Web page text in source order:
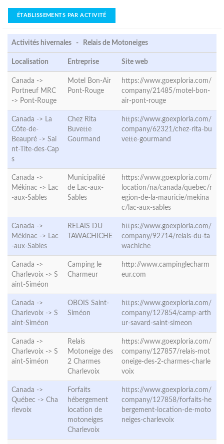
ÉTABLISSEMENTS PAR ACTIVITÉ
Activités hivernales - Relais de Motoneiges
Localisation Entreprise Site web
Canada ->
Portneuf MRC
-> Pont-Rouge
Motel Bon-Air
Pont-Rouge
https://www.goexploria.com/
company/21485/motel-bon-
air-pont-rouge
Canada -> La
Côte-de-
Beaupré -> Sai
nt-Tite-des-Cap
s
Chez Rita
Buvette
Gourmand
https://www.goexploria.com/
company/62321/chez-rita-bu
vette-gourmand
Canada ->
Mékinac -> Lac
-aux-Sables
Municipalité
de Lac-aux-
Sables
https://www.goexploria.com/
location/na/canada/quebec/r
egion-de-la-mauricie/mekina
c/lac-aux-sables
Canada ->
Mékinac -> Lac
-aux-Sables
RELAIS DU
TAWACHICHE
https://www.goexploria.com/
company/92714/relais-du-ta
wachiche
Canada ->
Charlevoix -> S
aint-Siméon
Camping le
Charmeur
http://www.campinglecharm
eur.com
Canada ->
Charlevoix -> S
aint-Siméon
OBOIS Saint-
Siméon
https://www.goexploria.com/
company/127854/camp-arth
ur-savard-saint-simeon
Canada ->
Charlevoix -> S
aint-Siméon
Relais
Motoneige des
2 Charmes
Charlevoix
https://www.goexploria.com/
company/127857/relais-mot
oneige-des-2-charmes-charle
voix
Canada ->
Québec -> Cha
rlevoix
Forfaits
hébergement
location de
motoneiges
Charlevoix
https://www.goexploria.com/
company/127858/forfaits-he
bergement-location-de-moto
neiges-charlevoix